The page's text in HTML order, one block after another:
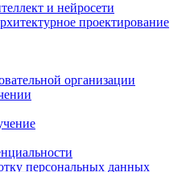
и нейросети
проектирование
организации
персональных данных